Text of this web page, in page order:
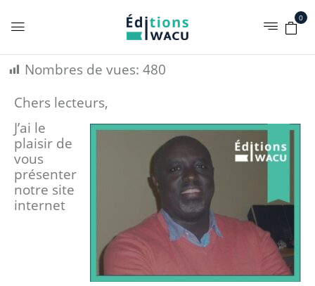
0
Nombres de vues: 480
Chers lecteurs,
J’ai le
plaisir de
vous
présenter
notre site
internet